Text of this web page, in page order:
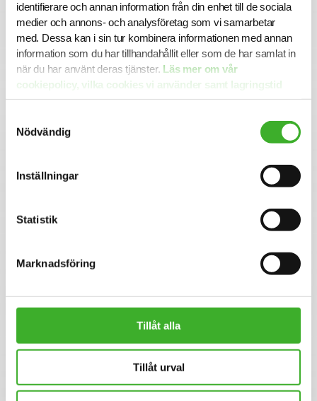
identifierare och annan information från din enhet till de sociala
medier och annons- och analysföretag som vi samarbetar
med. Dessa kan i sin tur kombinera informationen med annan
information som du har tillhandahållit eller som de har samlat in
när du har använt deras tjänster. Läs mer om vår
cookiepolicy, vilka cookies vi använder samt lagringstid
här.
Nödvändig
Inställningar
Statistik
Marknadsföring
Tillåt alla
Tillåt urval
Vi på SJR bryr oss om vår personal och tillsammans med
oss får du en långsiktig partner som ger dig trygghet och
stöd. Vi är lyhörda för dina behov och du kommer att ha
en nära relation med din konsultchef som stöttar dig i din
utveckling.
+46 70 471 59 01
SJR är ett av Sveriges ledande och mest erfarna bolag
1993 har vi varit specialiserade inom såväl
personlighetsbedömning som de områden vi rekryterar
till, vilket ger oss en unik förmåga att utifrån högt ställda